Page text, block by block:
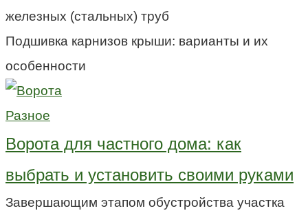
железных (стальных) труб
Подшивка карнизов крыши: варианты и их
особенности
Разное
Ворота для частного дома: как
выбрать и установить своими руками
Завершающим этапом обустройства участка